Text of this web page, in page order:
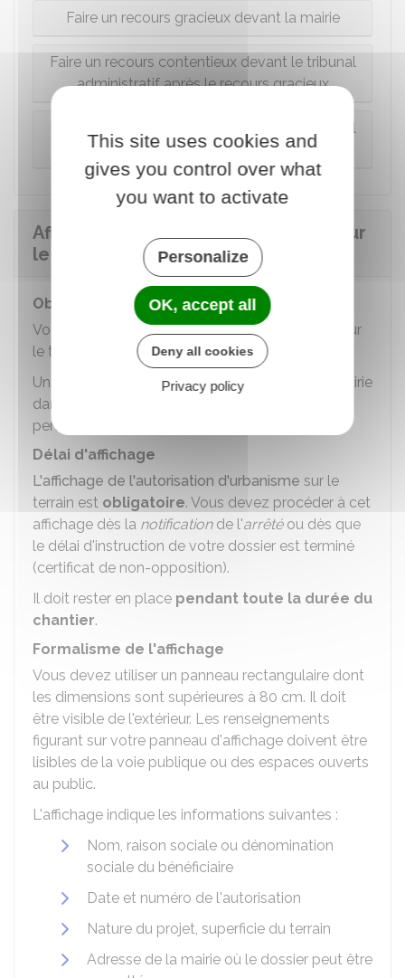
Faire un recours gracieux devant la mairie
Faire un recours contentieux devant le tribunal
administratif après le recours gracieux
Faire un recours contentieux devant le tribunal
administratif sans recours gracieux
Afficher l'autorisation d'urbanisme sur
le terrain
Objet de l'affichage
Vous devez
afficher l'autorisation d'urbanisme
sur
le terrain.
Un extrait de votre autorisation est affiché en mairie
dans les 8 jours qui suivent sa délivrance et ce
pendant 2 mois.
Délai d'affichage
L'affichage de l'autorisation d'urbanisme sur le
terrain est obligatoire. Vous devez procéder à cet
affichage dès la notificationde l'arrêtéou dès que
le délai d'instruction de votre dossier est terminé
(certificat de non-opposition).
Il doit rester en place pendant toute la durée du
chantier.
Formalisme de l'affichage
Vous devez utiliser un panneau rectangulaire dont
les dimensions sont supérieures à 80 cm. Il doit
être visible de l'extérieur. Les renseignements
figurant sur votre panneau d'affichage doivent être
lisibles de la voie publique ou des espaces ouverts
au public.
L'affichage indique les informations suivantes :
Nom, raison sociale ou dénomination
sociale du bénéficiaire
Date et numéro de l'autorisation
Nature du projet, superficie du terrain
Adresse de la mairie où le dossier peut être
This site uses cookies and
gives you control over what
you want to activate
Personalize
OK, accept all
Deny all cookies
Privacy policy